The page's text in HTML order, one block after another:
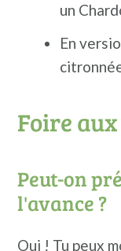
un
En
Foire
Peut-on
l'avance ?
Oui ! Tu peux